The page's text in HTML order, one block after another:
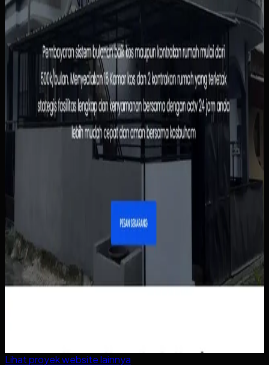
jelas, alur pemesanan yang sederhana, dan dasbor
pengelolaan penghuni serta pembayaran. Pemilik bisa
melihat status sewa dengan lebih cepat, sementara calon
penghuni tidak perlu menunggu chat manual untuk
informasi dasar.
Baca studi kasus lengkap
Lihat proyekwebsitelainnya